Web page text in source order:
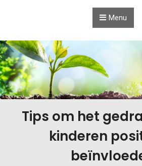
Menu
Tips om het
kinderen